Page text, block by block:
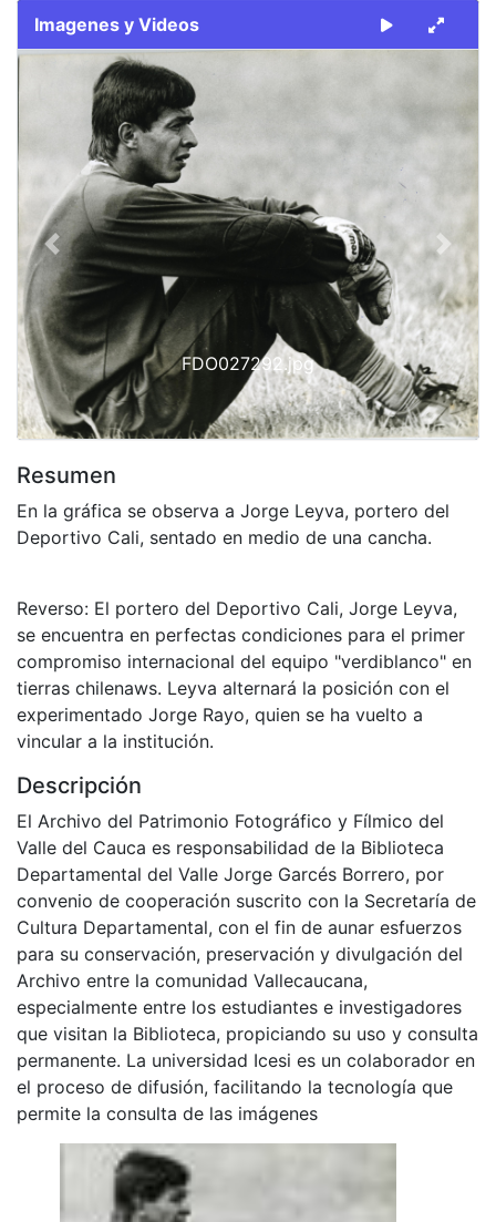
Imagenes y Videos
Slide 1 of 2
FDO027292.jpg
Previous Next
Resumen
En la gráfica se observa a Jorge Leyva, portero del
Deportivo Cali, sentado en medio de una cancha.
Reverso: El portero del Deportivo Cali, Jorge Leyva,
se encuentra en perfectas condiciones para el primer
compromiso internacional del equipo "verdiblanco" en
tierras chilenaws. Leyva alternará la posición con el
experimentado Jorge Rayo, quien se ha vuelto a
vincular a la institución.
Descripción
El Archivo del Patrimonio Fotográfico y Fílmico del
Valle del Cauca es responsabilidad de la Biblioteca
Departamental del Valle Jorge Garcés Borrero, por
convenio de cooperación suscrito con la Secretaría de
Cultura Departamental, con el fin de aunar esfuerzos
para su conservación, preservación y divulgación del
Archivo entre la comunidad Vallecaucana,
especialmente entre los estudiantes e investigadores
que visitan la Biblioteca, propiciando su uso y consulta
permanente. La universidad Icesi es un colaborador en
el proceso de difusión, facilitando la tecnología que
permite la consulta de las imágenes